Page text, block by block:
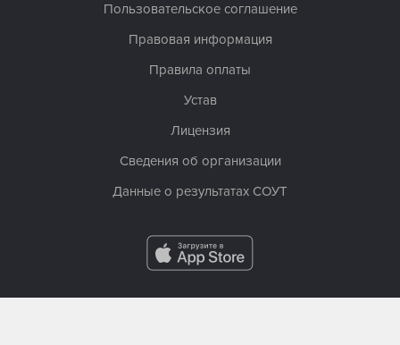
Пользовательское соглашение
Правовая информация
Правила оплаты
Устав
Лицензия
Сведения об организации
Данные о результатах СОУТ